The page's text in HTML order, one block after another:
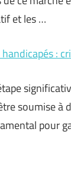
et les …
:
soumise à
pour